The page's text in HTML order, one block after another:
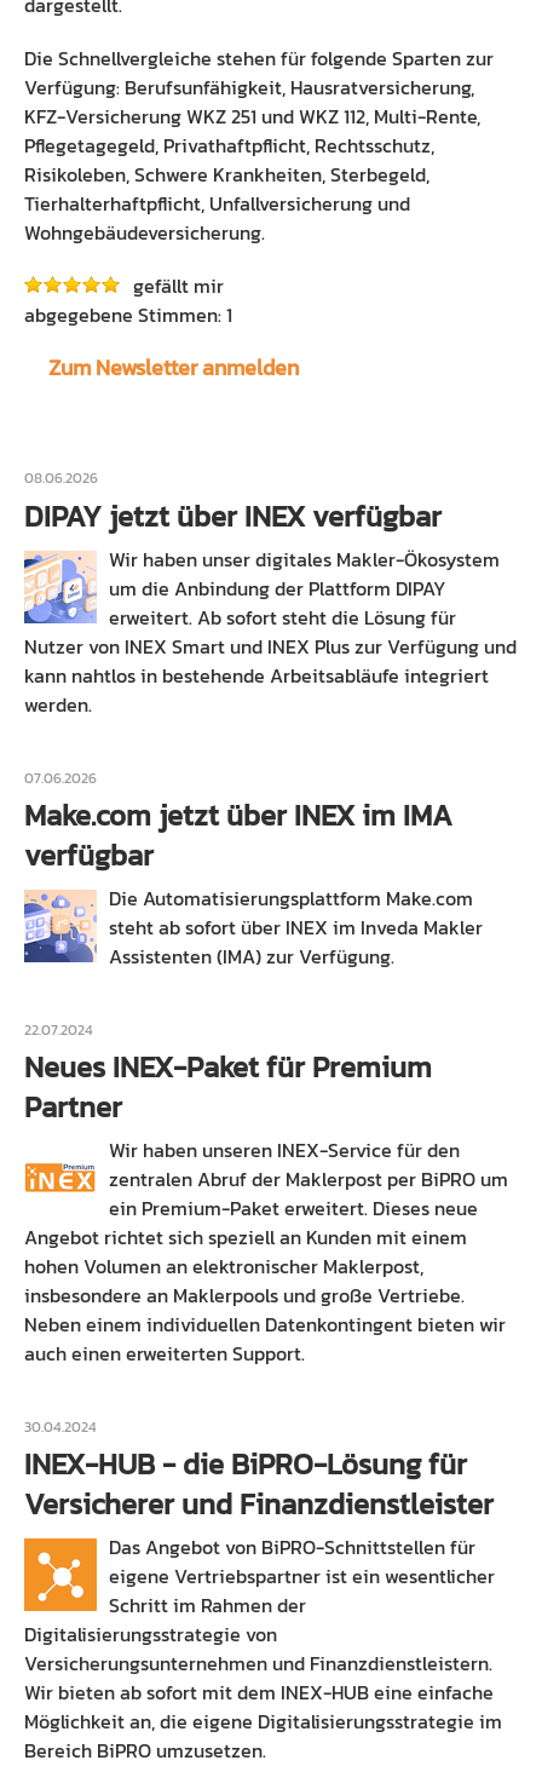
Die Schnellvergleiche stehen für folgende Sparten zur
Verfügung: Berufsunfähigkeit, Hausratversicherung,
KFZ-Versicherung WKZ 251 und WKZ 112, Multi-Rente,
Pflegetagegeld, Privathaftpflicht, Rechtsschutz,
Risikoleben, Schwere Krankheiten, Sterbegeld,
Tierhalterhaftpflicht, Unfallversicherung und
Wohngebäudeversicherung.
gefällt mir
1
Zum Newsletter anmelden
08.06.2026
DIPAY jetzt über INEX verfügbar
Wir haben unser digitales Makler-Ökosystem
um die Anbindung der Plattform DIPAY
erweitert. Ab sofort steht die Lösung für
Nutzer von INEX Smart und INEX Plus zur Verfügung und
kann nahtlos in bestehende Arbeitsabläufe integriert
werden.
07.06.2026
Make.com jetzt über INEX im IMA
verfügbar
Die Automatisierungsplattform Make.com
steht ab sofort über INEX im Inveda Makler
Assistenten (IMA) zur Verfügung.
22.07.2024
Neues INEX-Paket für Premium
Partner
Wir haben unseren INEX-Service für den
zentralen Abruf der Maklerpost per BiPRO um
ein Premium-Paket erweitert. Dieses neue
Angebot richtet sich speziell an Kunden mit einem
hohen Volumen an elektronischer Maklerpost,
insbesondere an Maklerpools und große Vertriebe.
Neben einem individuellen Datenkontingent bieten wir
auch einen erweiterten Support.
30.04.2024
INEX-HUB - die BiPRO-Lösung für
Versicherer und Finanzdienstleister
Das Angebot von BiPRO-Schnittstellen für
eigene Vertriebspartner ist ein wesentlicher
Schritt im Rahmen der
Digitalisierungsstrategie von
Versicherungsunternehmen und Finanzdienstleistern.
Wir bieten ab sofort mit dem INEX-HUB eine einfache
Möglichkeit an, die eigene Digitalisierungsstrategie im
Bereich BiPRO umzusetzen.